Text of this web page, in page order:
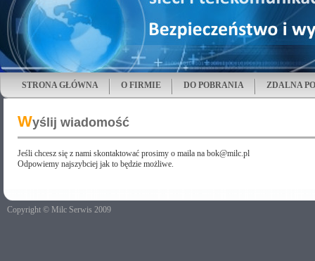
STRONA GŁÓWNA O FIRMIE DO POBRANIA ZDALNA
Wyślij wiadomość
Jeśli chcesz się z nami skontaktować prosimy o maila na bok@milc.pl
Odpowiemy najszybciej jak to będzie możliwe.
Copyright © Milc Serwis 2009